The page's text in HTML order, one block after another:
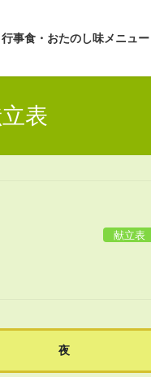
行事食・おたのし味メニュー
表
献立表
夜